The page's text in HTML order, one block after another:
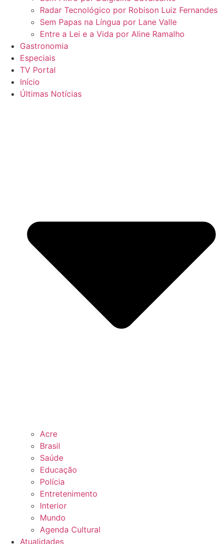
Radar Tecnológico por Robison Luiz Fernandes
Sem Papas na Língua por Lane Valle
Entre a Lei e a Vida por Aline Ramalho
Gastronomia
Especiais
TV Portal
Início
Últimas Notícias
Acre
Brasil
Saúde
Educação
Polícia
Entretenimento
Interior
Mundo
Agenda Cultural
Atualidades